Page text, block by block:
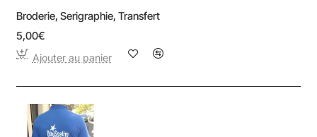
Broderie, Serigraphie, Transfert
5,00€
Ajouter au panier